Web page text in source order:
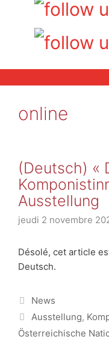
online
(Deutsch) «
Ausstellung
jeudi 2 novembre
Désolé, cet article
Deutsch.
Catégories
News
Étiquettes
Ausstellung,
Österreichische